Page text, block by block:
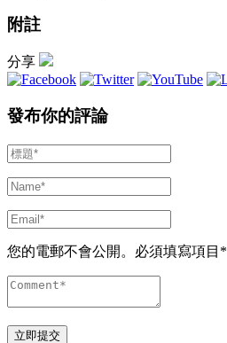
附註
分享
發布你的評論
您的電郵不會公開。必須填寫項目*